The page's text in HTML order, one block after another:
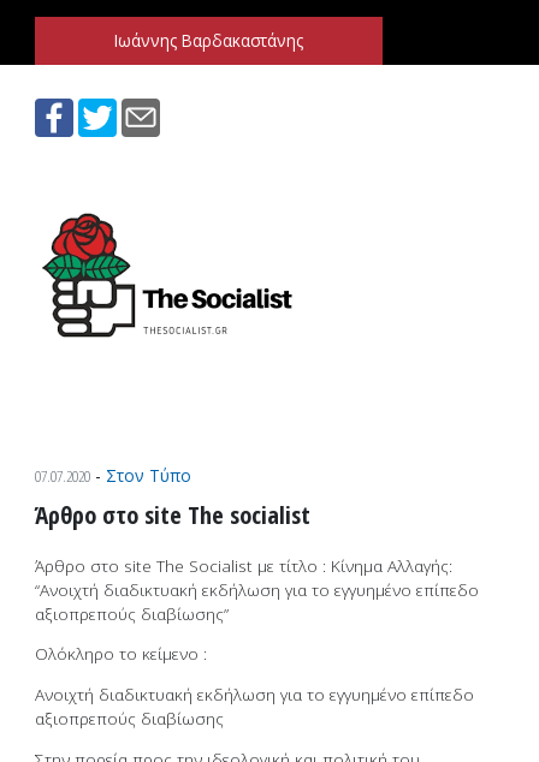
Ιωάννης Βαρδακαστάνης
Παράκαμψη προς το περιεχόμενο
Ιωάννης Βαρδακαστάνης
07.07.2020- Στον Τύπο
Άρθρο στο site The socialist
Άρθρο στο site The Socialist με τίτλο : Κίνημα Αλλαγής:
“Ανοιχτή διαδικτυακή εκδήλωση για το εγγυημένο επίπεδο
αξιοπρεπούς διαβίωσης”
Ολόκληρο το κείμενο :
Ανοιχτή διαδικτυακή εκδήλωση για το εγγυημένο επίπεδο
αξιοπρεπούς διαβίωσης